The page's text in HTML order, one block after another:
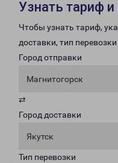
Узнать тариф
Чтобы узнать тариф,
доставки, тип перевозки
Город отправки
Магнитогорск
⇄
Город доставки
Якутск
Тип перевозки